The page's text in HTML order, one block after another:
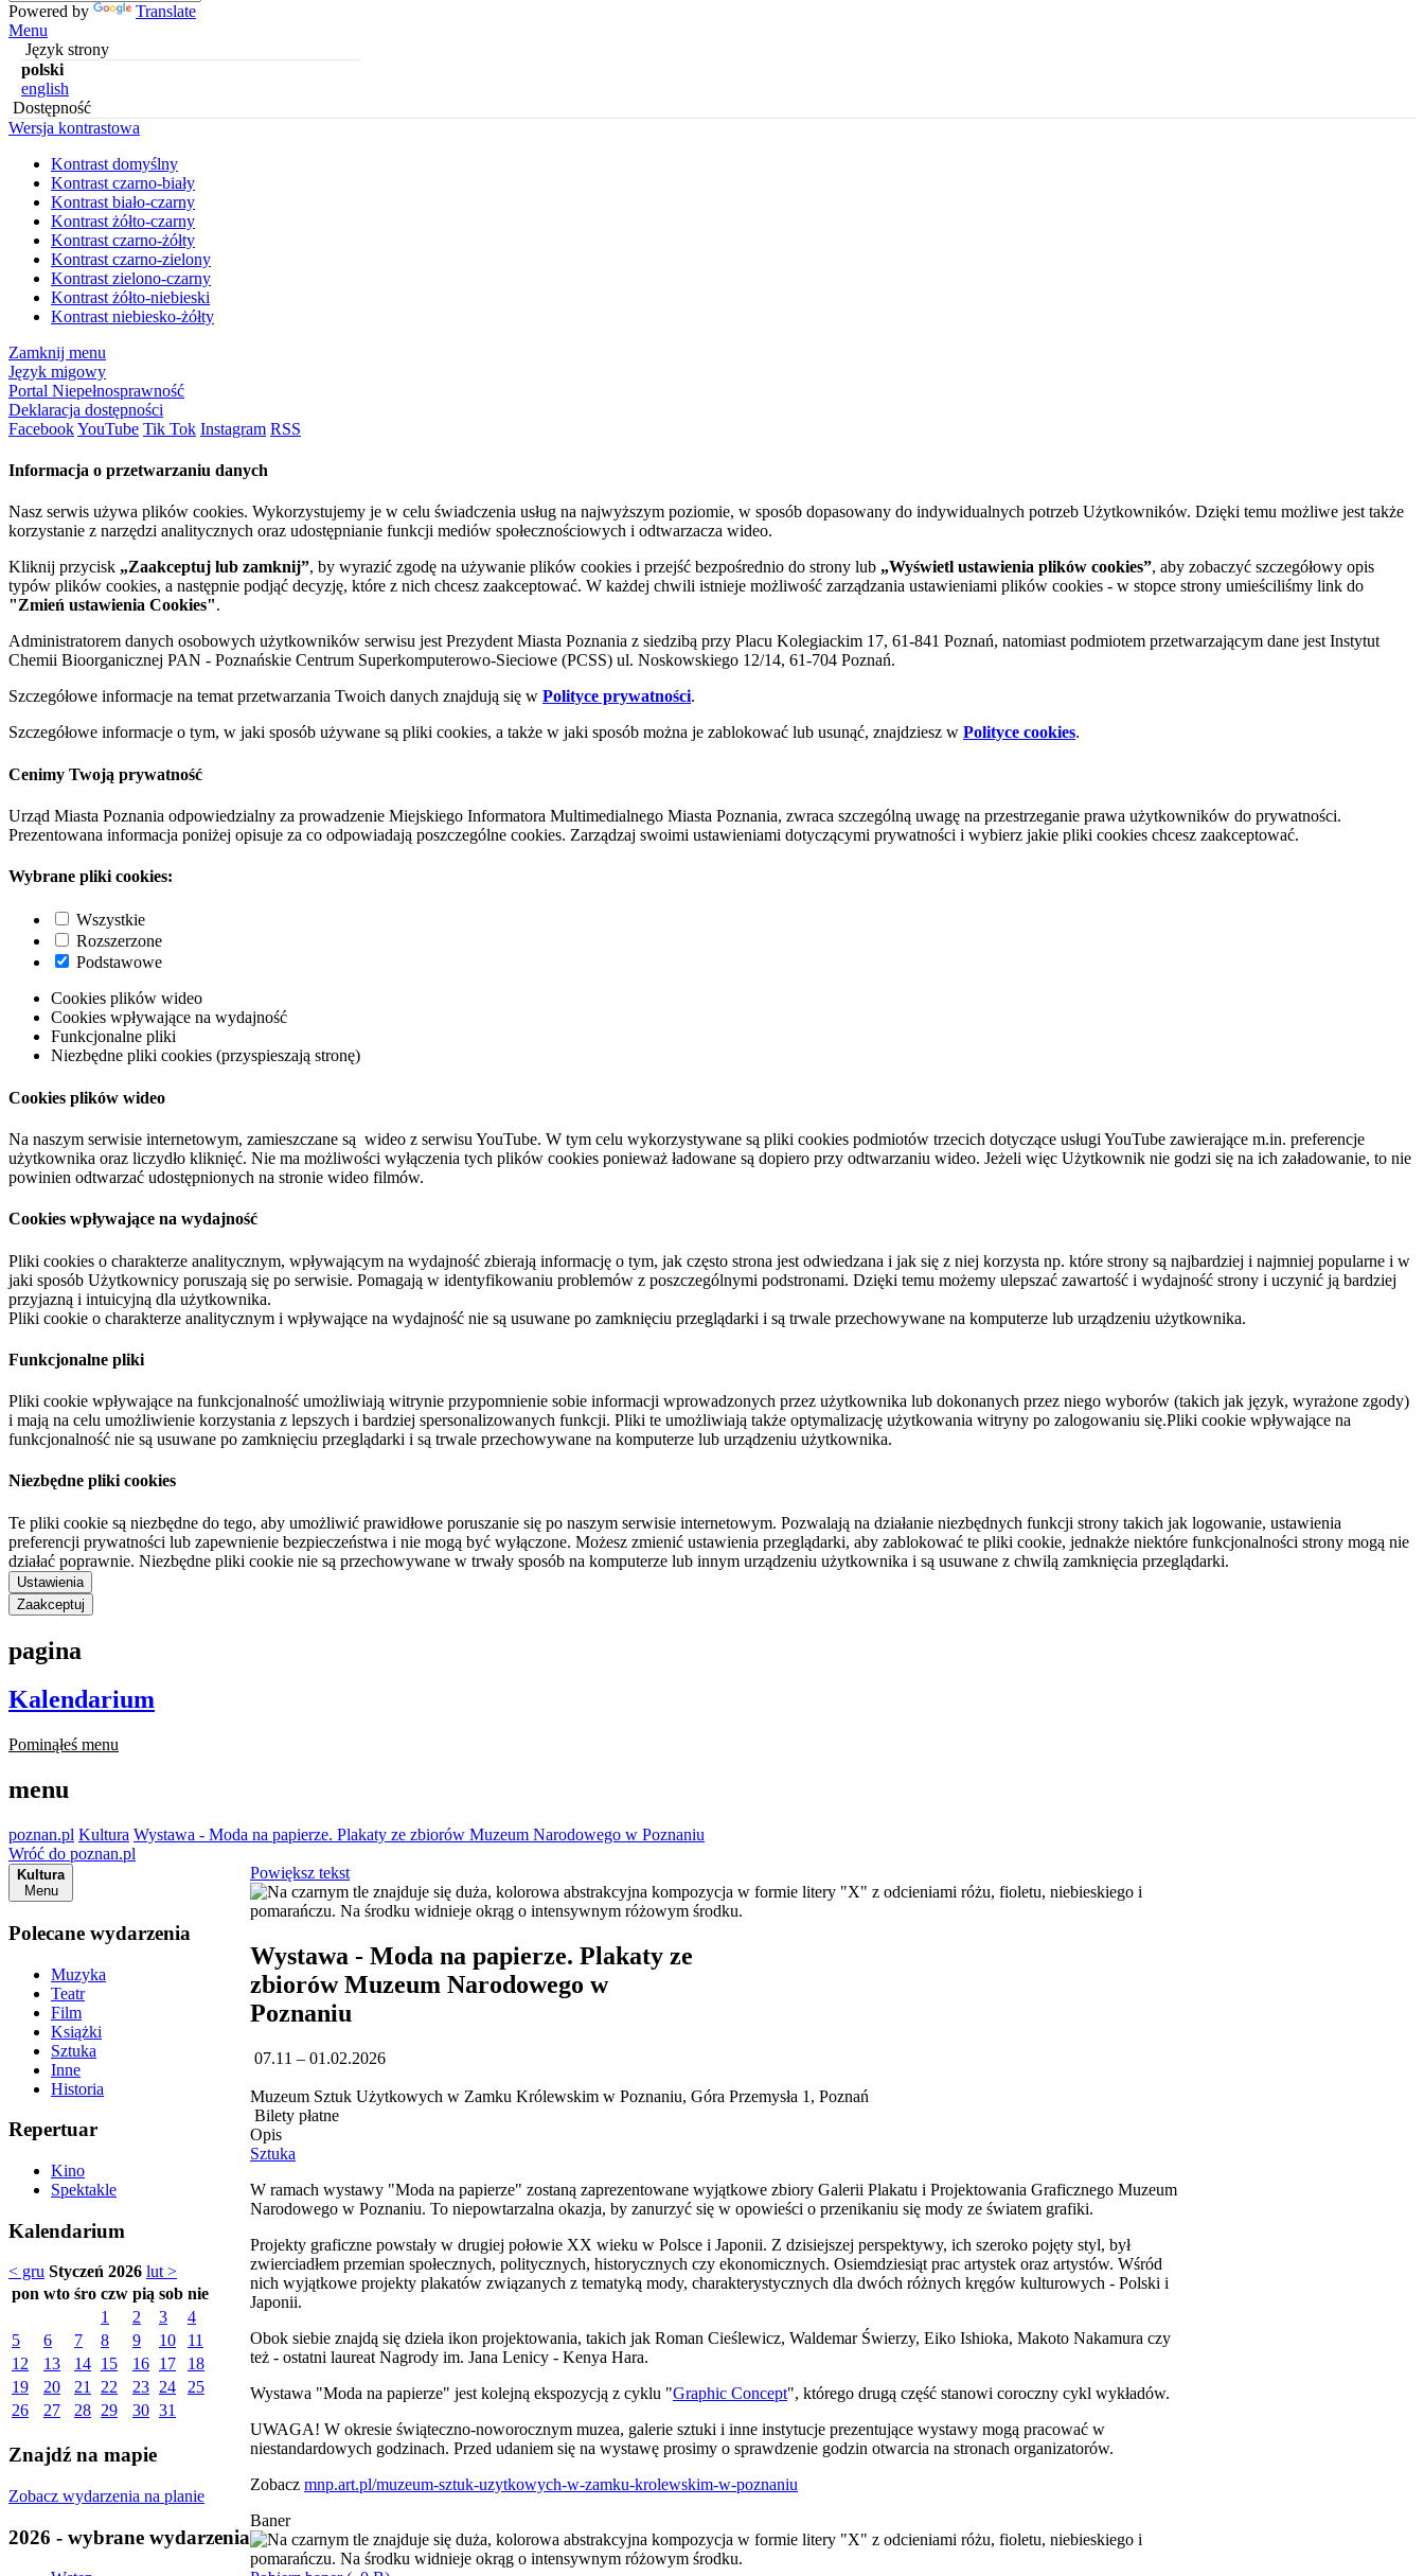
Powered by
Translate
Menu
Język strony
polski
english
Dostępność
Wersja kontrastowa
Kontrast domyślny
Kontrast czarno-biały
Kontrast biało-czarny
Kontrast żółto-czarny
Kontrast czarno-żółty
Kontrast czarno-zielony
Kontrast zielono-czarny
Kontrast żółto-niebieski
Kontrast niebiesko-żółty
Zamknij menu
Język migowy
Portal Niepełnosprawność
Deklaracja dostępności
FacebookYouTube Tik Tok Instagram RSS
Informacja o przetwarzaniu danych
Nasz serwis używa plików cookies. Wykorzystujemy je w celu świadczenia usług na najwyższym poziomie, w sposób dopasowany do indywidualnych potrzeb Użytkowników. Dzięki temu możliwe jest także
korzystanie z narzędzi analitycznych oraz udostępnianie funkcji mediów społecznościowych i odtwarzacza wideo.
Kliknij przycisk „Zaakceptuj lub zamknij”, by wyrazić zgodę na używanie plików cookies i przejść bezpośrednio do strony lub „Wyświetl ustawienia plików cookies”, aby zobaczyć szczegółowy opis
typów plików cookies, a następnie podjąć decyzję, które z nich chcesz zaakceptować. W każdej chwili istnieje możliwość zarządzania ustawieniami plików cookies - w stopce strony umieściliśmy link do
"Zmień ustawienia Cookies".
Administratorem danych osobowych użytkowników serwisu jest Prezydent Miasta Poznania z siedzibą przy Placu Kolegiackim 17, 61-841 Poznań, natomiast podmiotem przetwarzającym dane jest Instytut
Chemii Bioorganicznej PAN - Poznańskie Centrum Superkomputerowo-Sieciowe (PCSS) ul. Noskowskiego 12/14, 61-704 Poznań.
Szczegółowe informacje na temat przetwarzania Twoich danych znajdują się w Polityce prywatności.
Szczegółowe informacje o tym, w jaki sposób używane są pliki cookies, a także w jaki sposób można je zablokować lub usunąć, znajdziesz w Polityce cookies.
Cenimy Twoją prywatność
Urząd Miasta Poznania odpowiedzialny za prowadzenie Miejskiego Informatora Multimedialnego Miasta Poznania, zwraca szczególną uwagę na przestrzeganie prawa użytkowników do prywatności.
Prezentowana informacja poniżej opisuje za co odpowiadają poszczególne cookies. Zarządzaj swoimi ustawieniami dotyczącymi prywatności i wybierz jakie pliki cookies chcesz zaakceptować.
Wybrane pliki cookies:
Wszystkie
Rozszerzone
Podstawowe
Cookies plików wideo
Cookies wpływające na wydajność
Funkcjonalne pliki
Niezbędne pliki cookies (przyspieszają stronę)
Cookies plików wideo
Na naszym serwisie internetowym, zamieszczane są wideo z serwisu YouTube. W tym celu wykorzystywane są pliki cookies podmiotów trzecich dotyczące usługi YouTube zawierające m.in. preferencje
użytkownika oraz liczydło kliknięć. Nie ma możliwości wyłączenia tych plików cookies ponieważ ładowane są dopiero przy odtwarzaniu wideo. Jeżeli więc Użytkownik nie godzi się na ich załadowanie, to nie
powinien odtwarzać udostępnionych na stronie wideo filmów.
Cookies wpływające na wydajność
Pliki cookies o charakterze analitycznym, wpływającym na wydajność zbierają informację o tym, jak często strona jest odwiedzana i jak się z niej korzysta np. które strony są najbardziej i najmniej popularne i w
jaki sposób Użytkownicy poruszają się po serwisie. Pomagają w identyfikowaniu problemów z poszczególnymi podstronami. Dzięki temu możemy ulepszać zawartość i wydajność strony i uczynić ją bardziej
przyjazną i intuicyjną dla użytkownika.
Pliki cookie o charakterze analitycznym i wpływające na wydajność nie są usuwane po zamknięciu przeglądarki i są trwale przechowywane na komputerze lub urządzeniu użytkownika.
Funkcjonalne pliki
Pliki cookie wpływające na funkcjonalność umożliwiają witrynie przypomnienie sobie informacji wprowadzonych przez użytkownika lub dokonanych przez niego wyborów (takich jak język, wyrażone zgody)
i mają na celu umożliwienie korzystania z lepszych i bardziej spersonalizowanych funkcji. Pliki te umożliwiają także optymalizację użytkowania witryny po zalogowaniu się.Pliki cookie wpływające na
funkcjonalność nie są usuwane po zamknięciu przeglądarki i są trwale przechowywane na komputerze lub urządzeniu użytkownika.
Niezbędne pliki cookies
Te pliki cookie są niezbędne do tego, aby umożliwić prawidłowe poruszanie się po naszym serwisie internetowym. Pozwalają na działanie niezbędnych funkcji strony takich jak logowanie, ustawienia
preferencji prywatności lub zapewnienie bezpieczeństwa i nie mogą być wyłączone. Możesz zmienić ustawienia przeglądarki, aby zablokować te pliki cookie, jednakże niektóre funkcjonalności strony mogą nie
działać poprawnie. Niezbędne pliki cookie nie są przechowywane w trwały sposób na komputerze lub innym urządzeniu użytkownika i są usuwane z chwilą zamknięcia przeglądarki.
Ustawienia
Zaakceptuj
pagina
Kalendarium
Pominąłeś menu
menu
poznan.pl Kultura Wystawa - Moda na papierze. Plakaty ze zbiorów Muzeum Narodowego w Poznaniu
Wróć do poznan.pl
Kultura
Menu
Polecane wydarzenia
Muzyka
Teatr
Film
Książki
Sztuka
Inne
Historia
Repertuar
Kino
Spektakle
Kalendarium
< gru Styczeń 2026 lut >
pon wto śro czw pią sob nie
1
2 3
4
5
6 7 8 9 10
11
12
13 14 15 16 17
18
19
20 21 22 23 24
25
26
27 28 29 30 31
Znajdź na mapie
Zobacz wydarzenia na planie
2026 - wybrane wydarzenia
Powiększ tekst
Wystawa - Moda na papierze. Plakaty ze
zbiorów Muzeum Narodowego w
Poznaniu
07.11 – 01.02.2026
Muzeum Sztuk Użytkowych w Zamku Królewskim w Poznaniu, Góra Przemysła 1, Poznań
Bilety płatne
Opis
Sztuka
W ramach wystawy "Moda na papierze" zostaną zaprezentowane wyjątkowe zbiory Galerii Plakatu i Projektowania Graficznego Muzeum
Narodowego w Poznaniu. To niepowtarzalna okazja, by zanurzyć się w opowieści o przenikaniu się mody ze światem grafiki.
Projekty graficzne powstały w drugiej połowie XX wieku w Polsce i Japonii. Z dzisiejszej perspektywy, ich szeroko pojęty styl, był
zwierciadłem przemian społecznych, politycznych, historycznych czy ekonomicznych. Osiemdziesiąt prac artystek oraz artystów. Wśród
nich wyjątkowe projekty plakatów związanych z tematyką mody, charakterystycznych dla dwóch różnych kręgów kulturowych - Polski i
Japonii.
Obok siebie znajdą się dzieła ikon projektowania, takich jak Roman Cieślewicz, Waldemar Świerzy, Eiko Ishioka, Makoto Nakamura czy
też - ostatni laureat Nagrody im. Jana Lenicy - Kenya Hara.
Wystawa "Moda na papierze" jest kolejną ekspozycją z cyklu "Graphic Concept", którego drugą część stanowi coroczny cykl wykładów.
UWAGA! W okresie świąteczno-noworocznym muzea, galerie sztuki i inne instytucje prezentujące wystawy mogą pracować w
niestandardowych godzinach. Przed udaniem się na wystawę prosimy o sprawdzenie godzin otwarcia na stronach organizatorów.
Zobacz mnp.art.pl/muzeum-sztuk-uzytkowych-w-zamku-krolewskim-w-poznaniu
Baner